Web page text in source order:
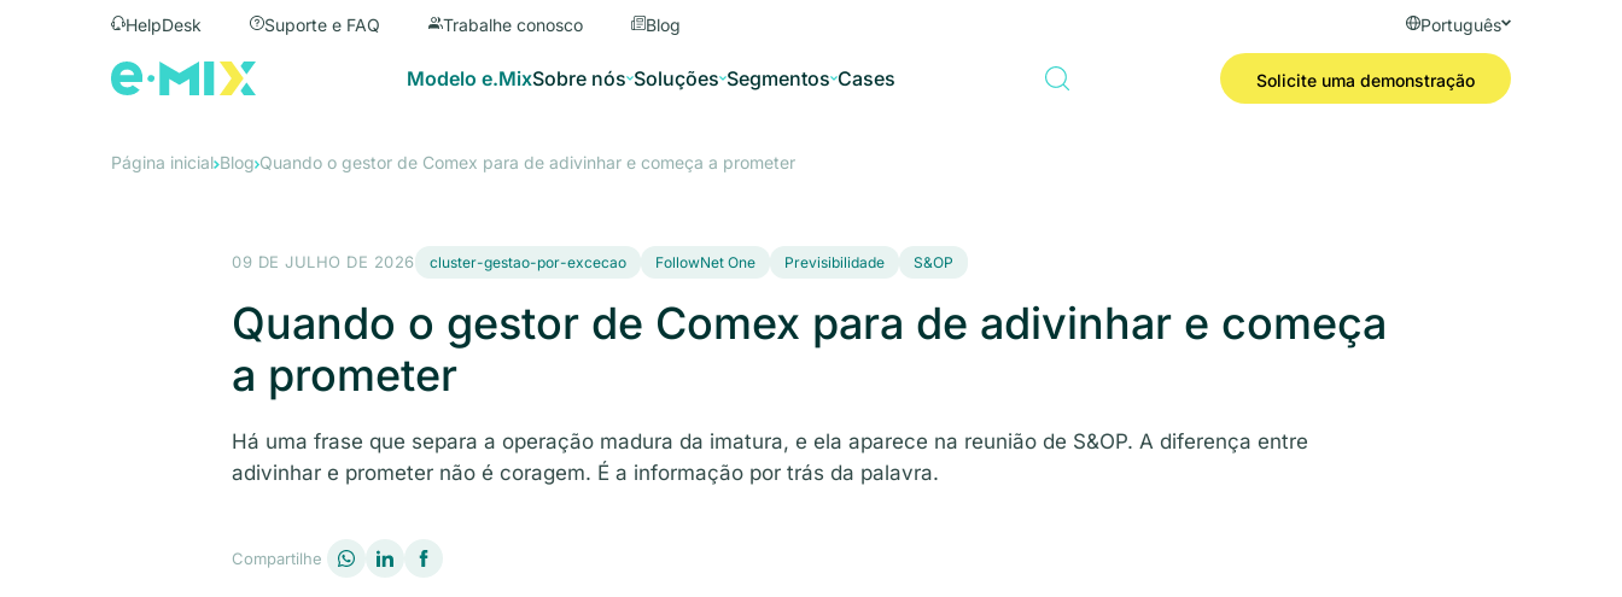
HelpDesk Suporte e FAQ Trabalhe conosco Blog Português
Modelo e.MixSobre nós Soluções Segmentos Cases Solicite uma demonstração
Página inicial Blog Quando o gestor de Comex para de adivinhar e começa a prometer
09 DE JULHO DE 2026 cluster-gestao-por-excecao FollowNet One Previsibilidade S&OP
Quando o gestor de Comex para de adivinhar e começa
a prometer
Há uma frase que separa a operação madura da imatura, e ela aparece na reunião de S&OP. A diferença entre
adivinhar e prometer não é coragem. É a informação por trás da palavra.
Compartilhe